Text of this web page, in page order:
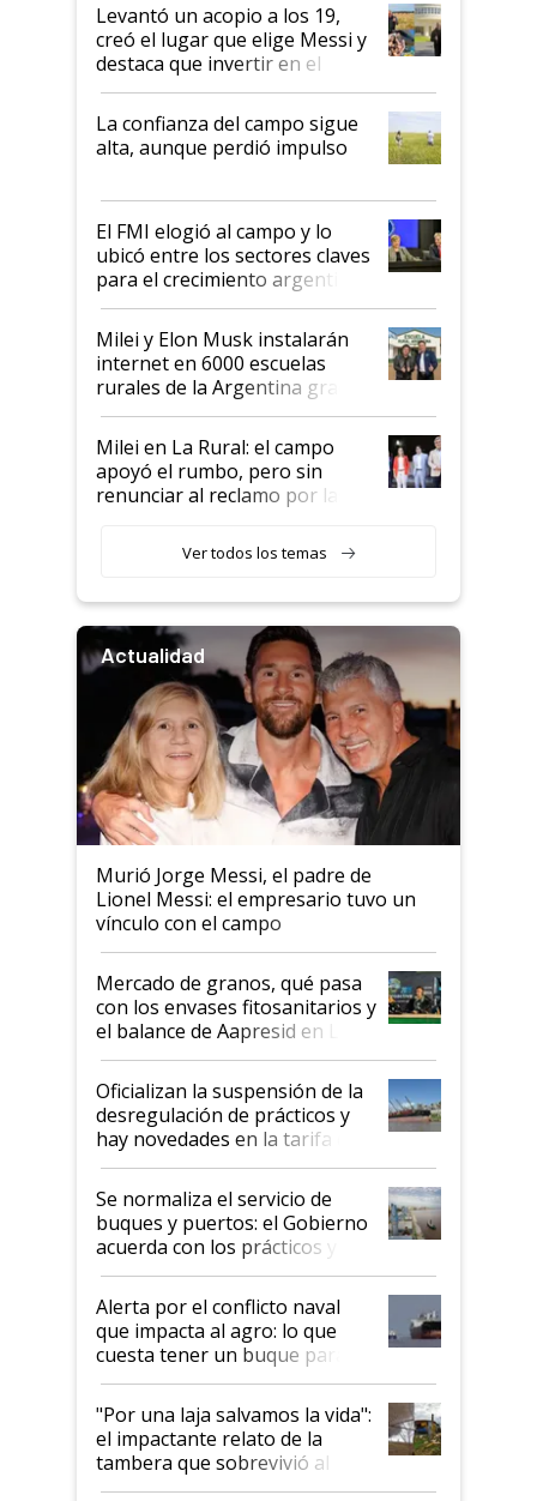
Levantó un acopio a los 19,
creó el lugar que elige Messi y
destaca que invertir en el
kirchnerismo era como "darle
plata a un hijo para droga":
Juan Félix Rossetti, el libertario
que de una dura crisis salió
de Milei
La confianza del campo sigue
alta, aunque perdió impulso
El FMI elogió al campo y lo
ubicó entre los sectores claves
para el crecimiento argentino
Milei y Elon Musk instalarán
internet en 6000 escuelas
rurales de la Argentina gracias
a un acuerdo con Starlink
Milei en La Rural: el campo
apoyó el rumbo, pero sin
renunciar al reclamo por las
Ver todos los temas
Actualidad
Murió Jorge Messi, el padre de
Lionel Messi: el empresario tuvo un
vínculo con el campo
Mercado de granos, qué pasa
con los envases fitosanitarios y
el balance de Aapresid en La
Posta
Oficializan la suspensión de la
desregulación de prácticos y
hay novedades en la tarifa de
la hidrovía
Se normaliza el servicio de
buques y puertos: el Gobierno
acuerda con los prácticos y
suspende el decreto de
desregulación
Alerta por el conflicto naval
que impacta al agro: lo que
cuesta tener un buque parado
y el peligro de que Argentina
pase a ser "país sucio"
"Por una laja salvamos la vida":
el impactante relato de la
tambera que sobrevivió al
tornado